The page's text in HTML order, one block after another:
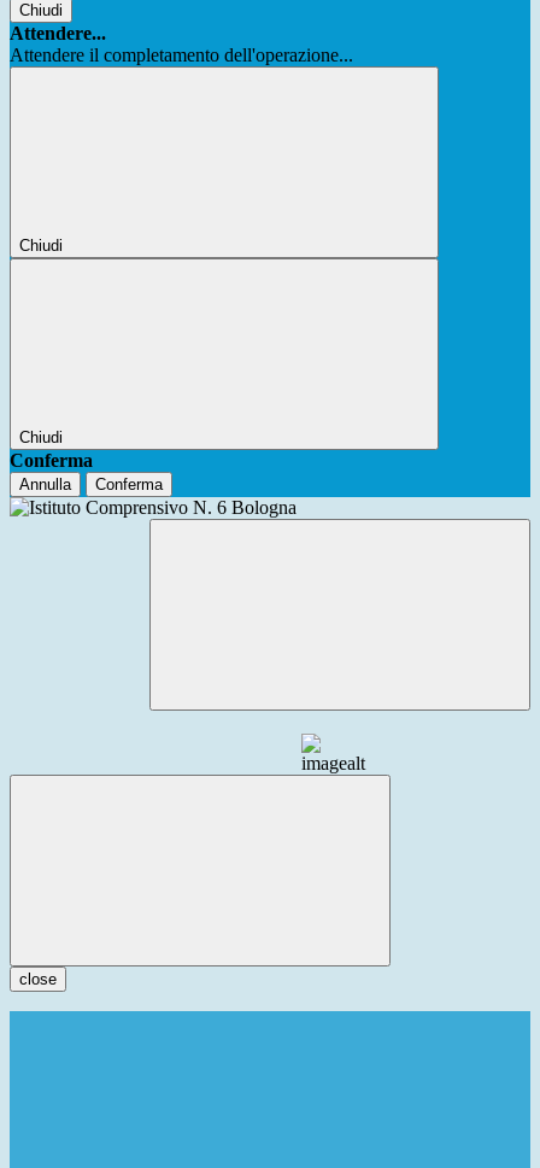
Chiudi
Attendere...
Attendere il completamento dell'operazione...
Chiudi
Chiudi
Conferma
Annulla Conferma
close